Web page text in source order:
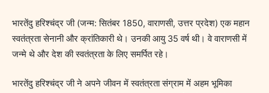
भारतेंदु हरिश्चंद्र जी (जन्म: सितंबर 1850, वाराणसी, उत्तर प्रदेश) एक महान
स्वतंत्रता सेनानी और क्रांतिकारी थे। उनकी आयु 35 वर्ष थी। वे वाराणसी में
जन्मे थे और देश की स्वतंत्रता के लिए समर्पित रहे।
भारतेंदु हरिश्चंद्र जी ने अपने जीवन में स्वतंत्रता संग्राम में अहम भूमिका